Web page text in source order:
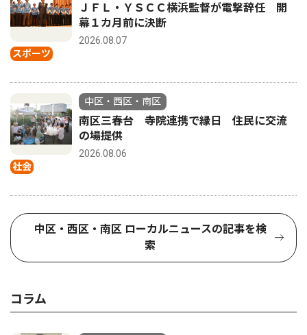
スポーツ
ＪＦＬ・ＹＳＣＣ横浜監督が電撃辞任 開
幕１カ月前に決断
2026.08.07
社会
中区・西区・南区
南区三春台 寺院連携で縁日 住民に交流
の場提供
2026.08.06
中区・西区・南区 ローカルニュースの記事を検
索
コラム